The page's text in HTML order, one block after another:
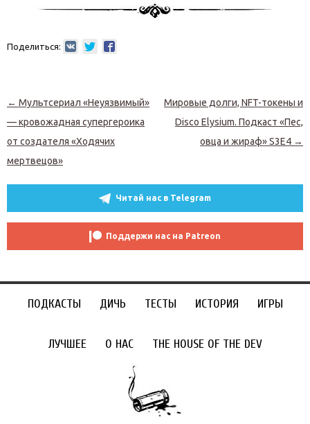
Поделиться:
Навигация по записям
← Мультсериал «Неуязвимый»
— кровожадная супергероика
от создателя «Ходячих
мертвецов»
Мировые долги, NFT-токены и
Disco Elysium. Подкаст «Пес,
овца и жираф» S3E4 →
Читай нас в Telegram
Поддержи нас на Patreon
ПОДКАСТЫ ДИЧЬ ТЕСТЫ ИСТОРИЯ ИГРЫ
ЛУЧШЕЕ О НАС THE HOUSE OF THE DEV